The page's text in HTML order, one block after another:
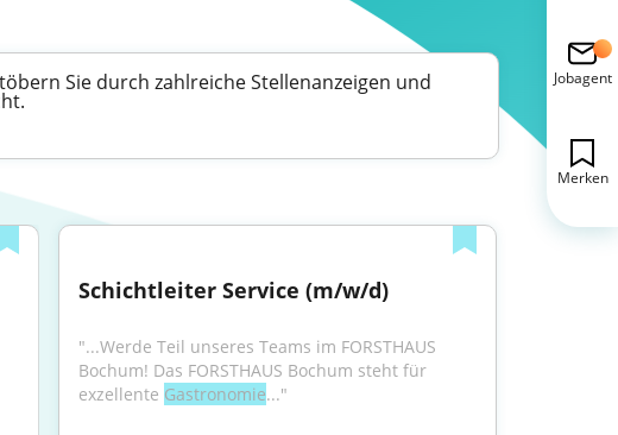
Sie durch zahlreiche Stellenanzeigen und
Schichtleiter Service (m/w/d)
"...Werde Teil unseres Teams im FORSTHAUS
Bochum! Das FORSTHAUS Bochum steht für
exzellente Gastronomie..."
Jobagent
Merken